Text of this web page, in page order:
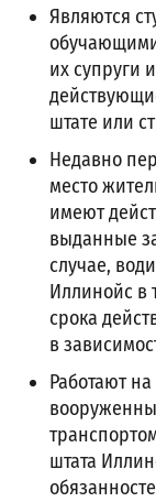
Являются
их супруги
штате или
Недавно
место
имеют
выданные
случае,
Иллинойс в
срока
в
Работают
штата